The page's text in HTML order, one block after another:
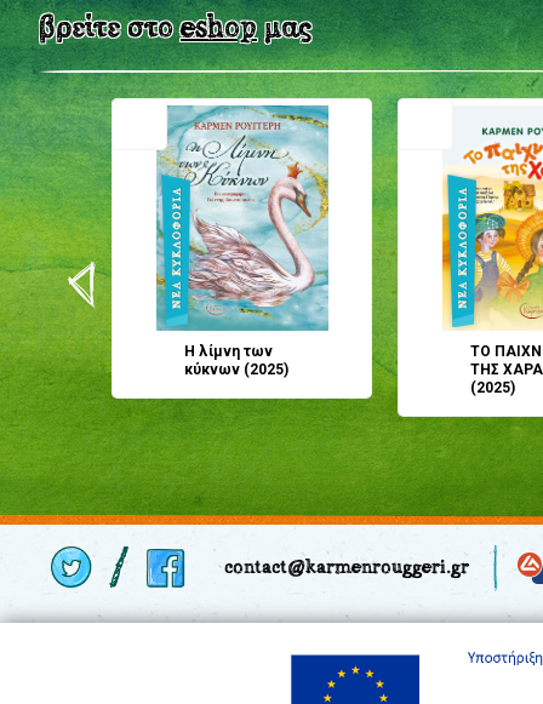
βρείτε στοeshopμας
Η λίμνη των
κύκνων (2025)
ΤΟ
ΤΗΣ
(2025)
contact@karmenrouggeri.gr